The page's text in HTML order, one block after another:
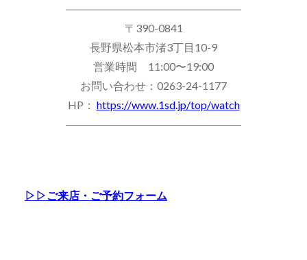
――――――――――――――――
〒390-0841
長野県松本市渚3丁目10-9
営業時間 11:00〜19:00
お問い合わせ：0263-24-1177
HP： https://www.1sd.jp/top/watch
――――――――――――――――
▷▷ご来店・ご予約フォーム